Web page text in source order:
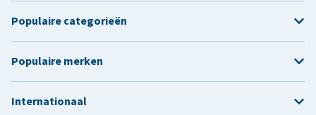
Populaire categorieën
Populaire merken
Internationaal